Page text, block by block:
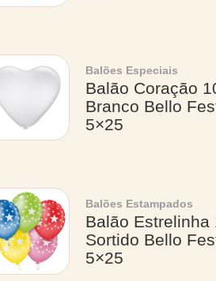
Balões Especiais
Balão Coração
Branco Bello
5×25
Balões Estampados
Balão Estrelinha
Sortido Bello
5×25